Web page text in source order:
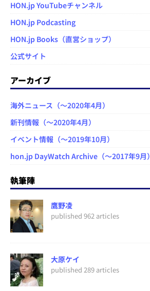
HON.jp YouTubeチャンネル
HON.jp Podcasting
HON.jp Books（直営ショップ）
公式サイト
アーカイブ
海外ニュース（～2020年4月）
新刊情報（～2020年4月）
イベント情報（～2019年10月）
hon.jp DayWatch Archive（～2017年9月）
執筆陣
鷹野凌
published 962 articles
大原ケイ
published 289 articles